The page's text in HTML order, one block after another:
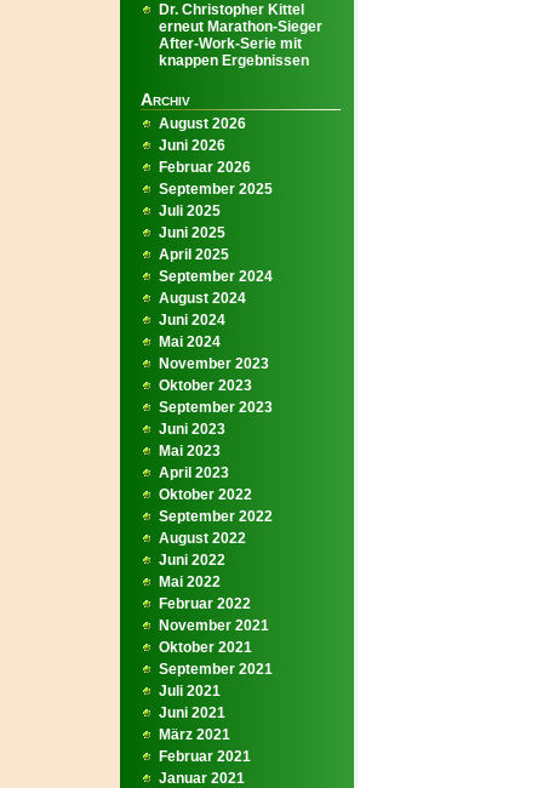
Dr. Christopher Kittel
erneut Marathon-Sieger
After-Work-Serie mit
knappen Ergebnissen
Archiv
August 2026
Juni 2026
Februar 2026
September 2025
Juli 2025
Juni 2025
April 2025
September 2024
August 2024
Juni 2024
Mai 2024
November 2023
Oktober 2023
September 2023
Juni 2023
Mai 2023
April 2023
Oktober 2022
September 2022
August 2022
Juni 2022
Mai 2022
Februar 2022
November 2021
Oktober 2021
September 2021
Juli 2021
Juni 2021
März 2021
Februar 2021
Januar 2021